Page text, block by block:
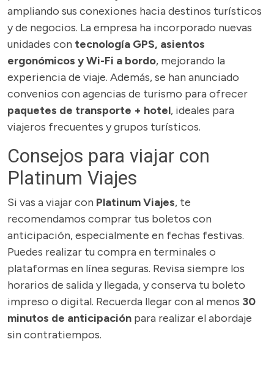
ampliando sus conexiones hacia destinos turísticos
y de negocios. La empresa ha incorporado nuevas
unidades con tecnología GPS, asientos
ergonómicos y Wi-Fi a bordo, mejorando la
experiencia de viaje. Además, se han anunciado
convenios con agencias de turismo para ofrecer
paquetes de transporte + hotel, ideales para
viajeros frecuentes y grupos turísticos.
Consejos para viajar con
Platinum Viajes
Si vas a viajar con Platinum Viajes, te
recomendamos comprar tus boletos con
anticipación, especialmente en fechas festivas.
Puedes realizar tu compra en terminales o
plataformas en línea seguras. Revisa siempre los
horarios de salida y llegada, y conserva tu boleto
impreso o digital. Recuerda llegar con al menos 30
minutos de anticipación para realizar el abordaje
sin contratiempos.